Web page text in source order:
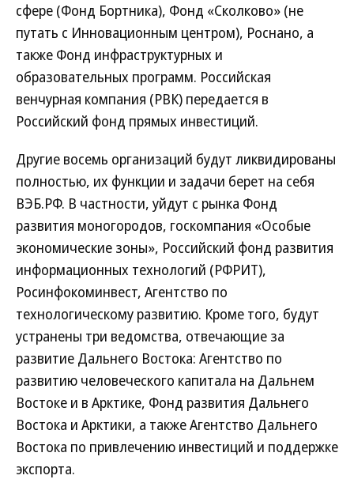
сфере (Фонд Бортника), Фонд «Сколково» (не
путать с Инновационным центром), Роснано, а
также Фонд инфраструктурных и
образовательных программ. Российская
венчурная компания (РВК) передается в
Российский фонд прямых инвестиций.
Другие восемь организаций будут ликвидированы
полностью, их функции и задачи берет на себя
ВЭБ.РФ. В частности, уйдут с рынка Фонд
развития моногородов, госкомпания «Особые
экономические зоны», Российский фонд развития
информационных технологий (РФРИТ),
Росинфокоминвест, Агентство по
технологическому развитию. Кроме того, будут
устранены три ведомства, отвечающие за
развитие Дальнего Востока: Агентство по
развитию человеческого капитала на Дальнем
Востоке и в Арктике, Фонд развития Дальнего
Востока и Арктики, а также Агентство Дальнего
Востока по привлечению инвестиций и поддержке
экспорта.